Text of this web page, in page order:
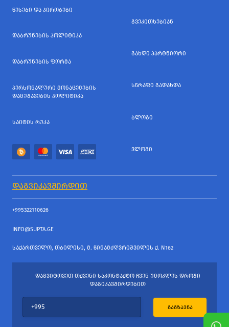
ᲬᲔᲡᲔᲑᲘ ᲓᲐ ᲞᲘᲠᲝᲑᲔᲑᲘ
ᲓᲐᲑᲠᲣᲜᲔᲑᲘᲡ ᲞᲝᲚᲘᲢᲘᲙᲐ
ᲓᲐᲑᲠᲣᲜᲔᲑᲘᲡ ᲤᲝᲠᲛᲐ
ᲞᲔᲠᲡᲝᲜᲐᲚᲣᲠᲘ ᲛᲝᲜᲐᲪᲔᲛᲔᲑᲘᲡ
ᲓᲐᲛᲣᲨᲐᲕᲔᲑᲘᲡ ᲞᲝᲚᲘᲢᲘᲙᲐ
ᲡᲐᲘᲢᲘᲡ ᲠᲣᲙᲐ
ᲒᲕᲔᲙᲘᲗᲮᲔᲑᲘᲐᲜ
ᲒᲐᲮᲓᲘ ᲞᲐᲠᲢᲜᲘᲝᲠᲘ
ᲡᲬᲠᲐᲤᲘ ᲒᲐᲓᲐᲮᲓᲐ
ᲑᲚᲝᲒᲘ
ᲕᲚᲝᲒᲘ
ᲓᲐᲒᲕᲘᲙᲐᲕᲨᲘᲠᲓᲘᲗ
+995322110626
INFO@SUPTA.GE
ᲡᲐᲥᲐᲠᲗᲕᲔᲚᲝ, ᲗᲑᲘᲚᲘᲡᲘ, Მ. ᲬᲘᲜᲐᲛᲫᲦᲕᲠᲘᲨᲕᲘᲚᲘᲡ Ქ. N162
ᲓᲐᲒᲕᲘᲢᲝᲕᲔᲗ ᲗᲥᲕᲔᲜᲘ ᲡᲐᲙᲝᲜᲢᲐᲥᲢᲝ ᲩᲕᲔᲜ ᲣᲛᲝᲙᲚᲔᲡ ᲓᲠᲝᲨᲘ
ᲓᲐᲒᲘᲙᲐᲕᲨᲘᲠᲓᲔᲑᲘᲗ
ᲒᲐᲒᲖᲐᲕᲜᲐ